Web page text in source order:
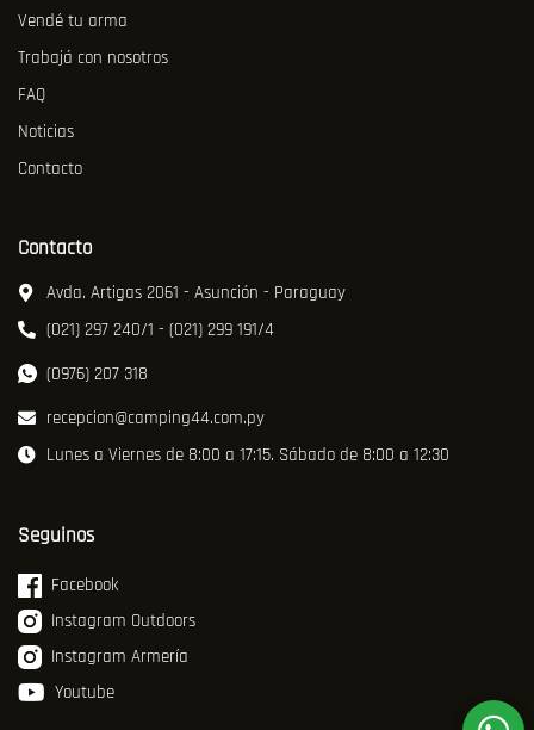
Vendé tu arma
Trabajá con nosotros
FAQ
Noticias
Contacto
Contacto
Avda. Artigas 2061 - Asunción - Paraguay
(021) 297 240/1 - (021) 299 191/4
(0976) 207 318
recepcion@camping44.com.py
Lunes a Viernes de 8:00 a 17:15. Sábado de 8:00 a 12:30
Seguinos
Facebook
Instagram Outdoors
Instagram Armería
Youtube